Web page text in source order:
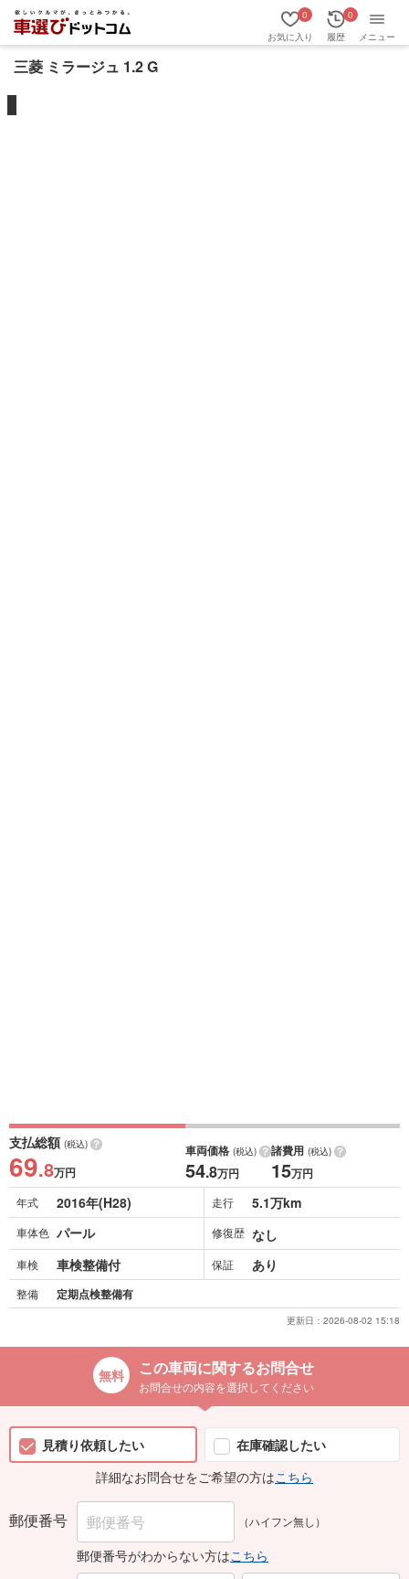
お気に入り
0
履歴
0
メニュー
三菱 ミラージュ 1.2 G
支払総額 (税込)
69.8万円
車両価格 (税込)
54.8万円
諸費用 (税込)
15万円
年式 2016年(H28) 走行 5.1万km
車体色 パール 修復歴 なし
車検 車検整備付 保証 あり
整備 定期点検整備有
更新日： 2026-08-02 15:18
この車両に関するお問合せ
お問合せの内容を選択してください
見積り依頼したい
在庫確認したい
詳細なお問合せをご希望の方はこちら
郵便番号 （ハイフン無し）
郵便番号がわからない方はこちら